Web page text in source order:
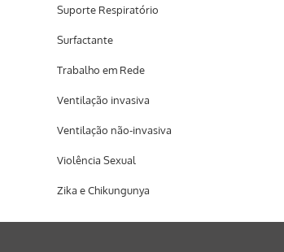
Suporte Respiratório
Surfactante
Trabalho em Rede
Ventilação invasiva
Ventilação não-invasiva
Violência Sexual
Zika e Chikungunya